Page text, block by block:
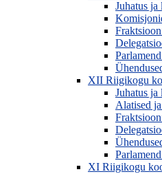
Juhatus ja
XII Riigikogu
Juhatus ja
Alatised
XI Riigikogu